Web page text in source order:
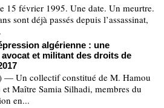
février 1995. Une date. Un meurtre.
sont déjà passés depuis l’assassinat,
algérienne : une
et militant des droits de
— Un collectif constitué de M. Hamou
Maître Samia Silhadi, membres du
en...